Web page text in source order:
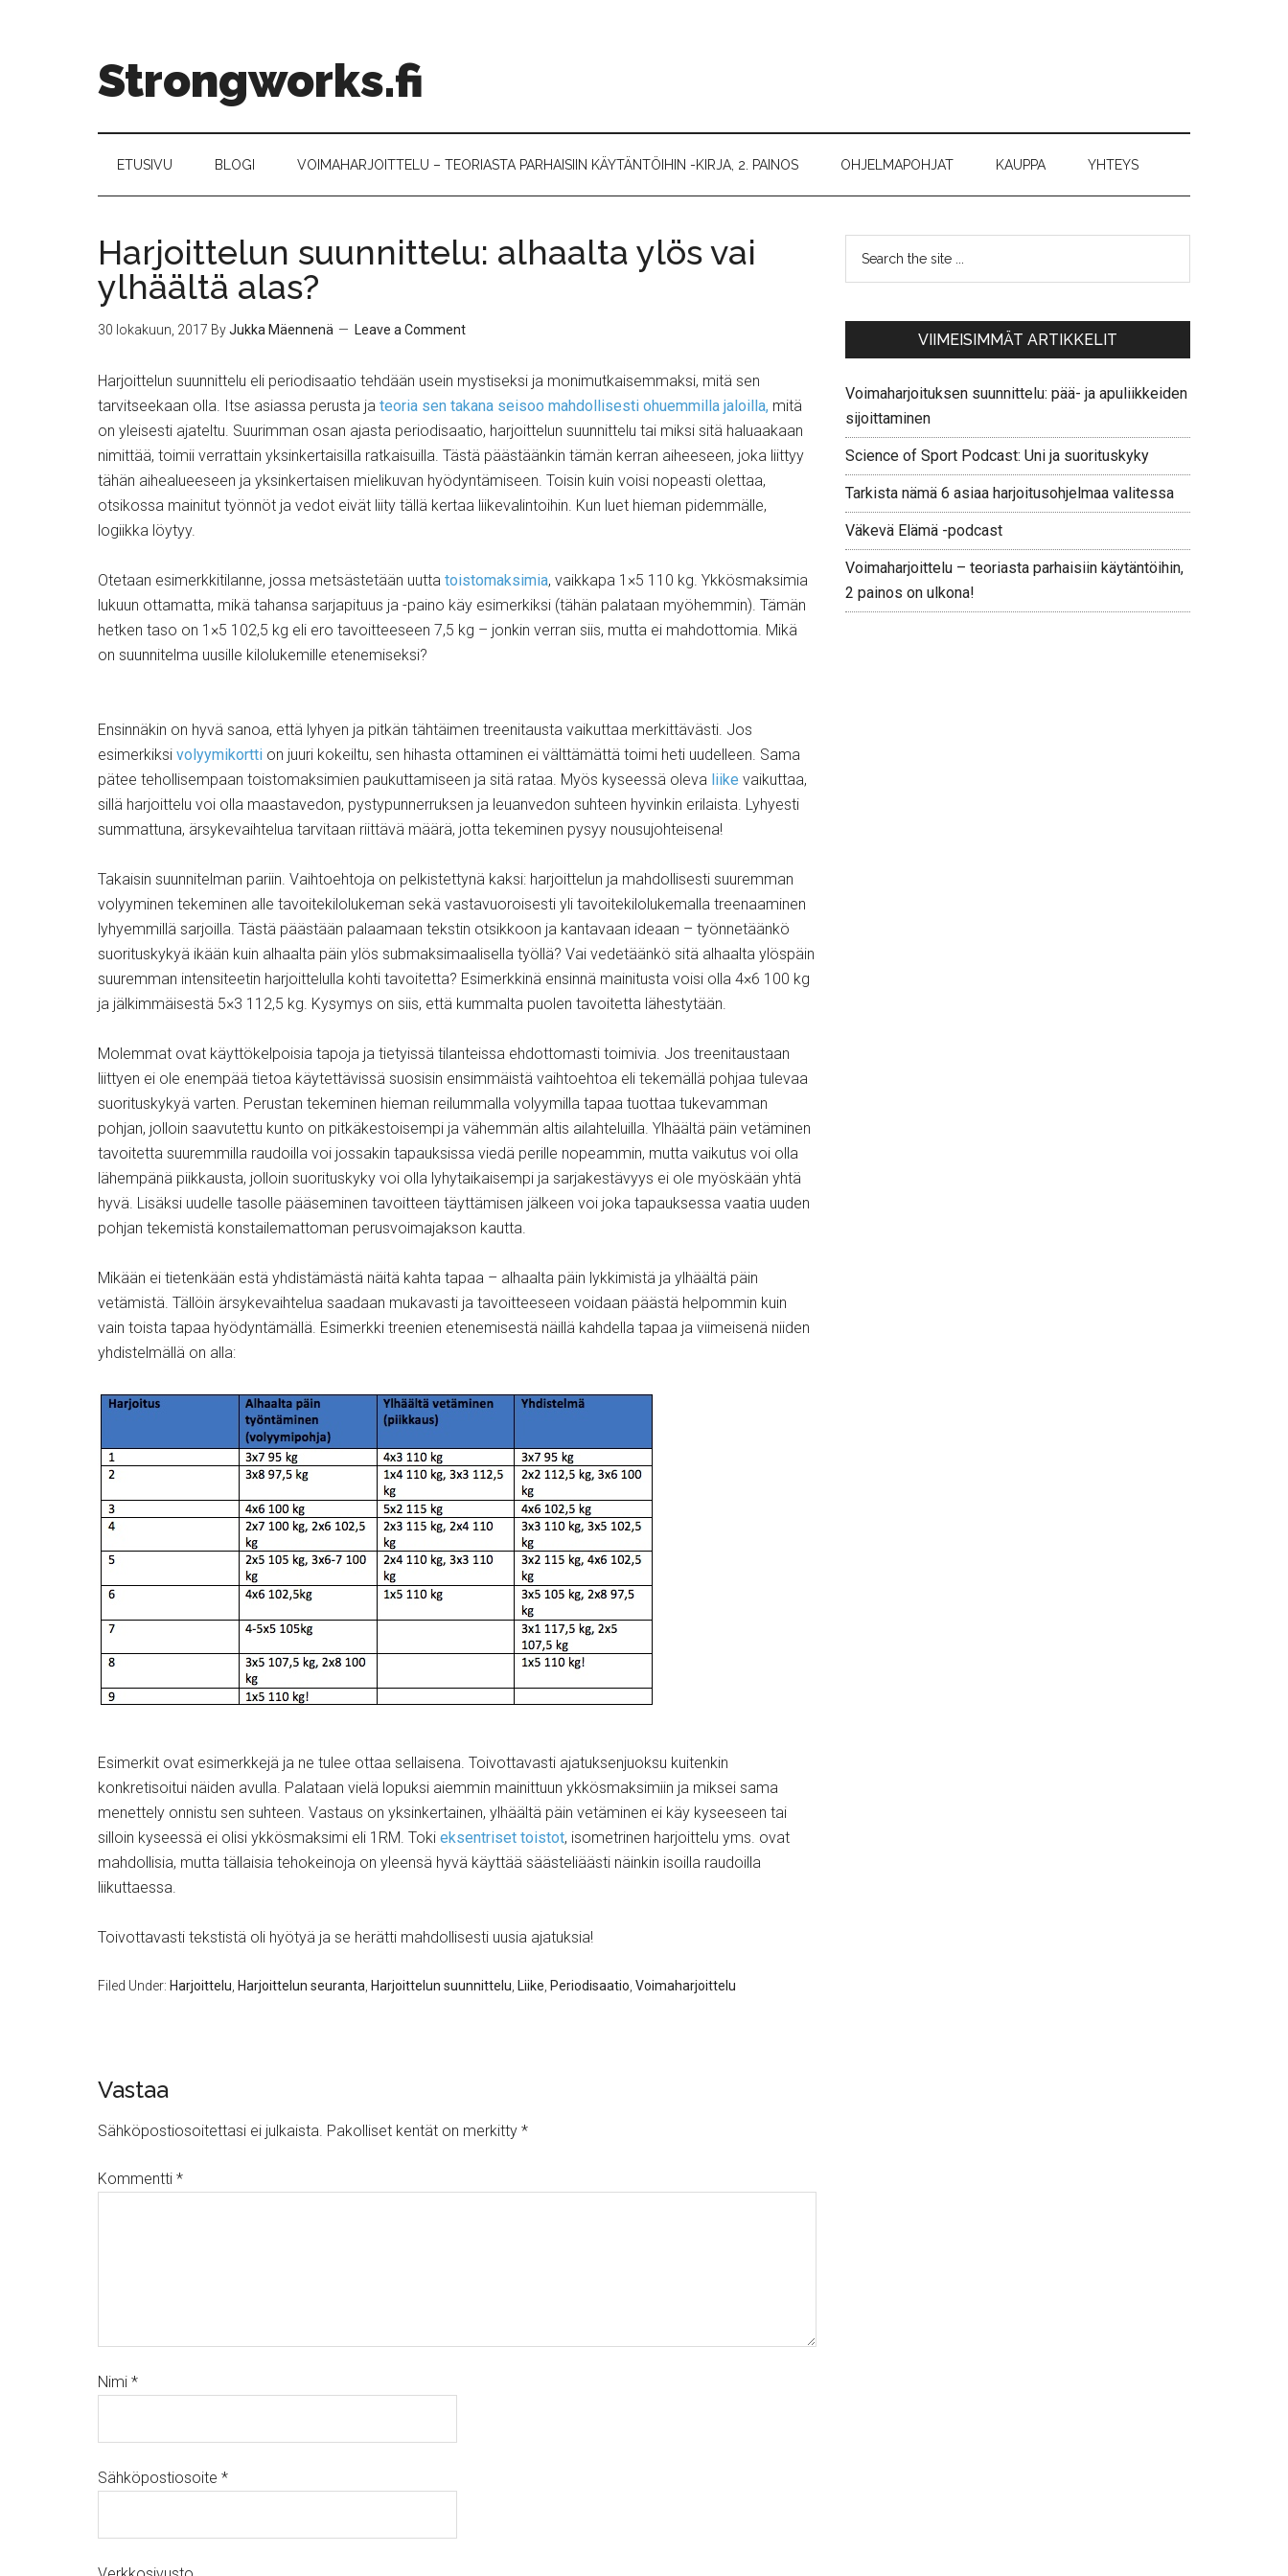
Strongworks.fi
ETUSIVU BLOGI VOIMAHARJOITTELU – TEORIASTA PARHAISIIN KÄYTÄNTÖIHIN -KIRJA, 2. PAINOS OHJELMAPOHJAT KAUPPA YHTEYS
Harjoittelun suunnittelu: alhaalta ylös vai
ylhäältä alas?
30 lokakuun, 2017 ByJukka Mäennenä Leave a Comment
Harjoittelun suunnittelu eli periodisaatio tehdään usein mystiseksi ja monimutkaisemmaksi, mitä sen
tarvitseekaan olla. Itse asiassa perusta ja teoria sen takana seisoo mahdollisesti ohuemmilla jaloilla, mitä
on yleisesti ajateltu. Suurimman osan ajasta periodisaatio, harjoittelun suunnittelu tai miksi sitä haluaakaan
nimittää, toimii verrattain yksinkertaisilla ratkaisuilla. Tästä päästäänkin tämän kerran aiheeseen, joka liittyy
tähän aihealueeseen ja yksinkertaisen mielikuvan hyödyntämiseen. Toisin kuin voisi nopeasti olettaa,
otsikossa mainitut työnnöt ja vedot eivät liity tällä kertaa liikevalintoihin. Kun luet hieman pidemmälle,
logiikka löytyy.
Otetaan esimerkkitilanne, jossa metsästetään uutta toistomaksimia, vaikkapa 1×5 110 kg. Ykkösmaksimia
lukuun ottamatta, mikä tahansa sarjapituus ja -paino käy esimerkiksi (tähän palataan myöhemmin). Tämän
hetken taso on 1×5 102,5 kg eli ero tavoitteeseen 7,5 kg – jonkin verran siis, mutta ei mahdottomia. Mikä
on suunnitelma uusille kilolukemille etenemiseksi?
Ensinnäkin on hyvä sanoa, että lyhyen ja pitkän tähtäimen treenitausta vaikuttaa merkittävästi. Jos
esimerkiksi volyymikortti on juuri kokeiltu, sen hihasta ottaminen ei välttämättä toimi heti uudelleen. Sama
pätee tehollisempaan toistomaksimien paukuttamiseen ja sitä rataa. Myös kyseessä oleva liike vaikuttaa,
sillä harjoittelu voi olla maastavedon, pystypunnerruksen ja leuanvedon suhteen hyvinkin erilaista. Lyhyesti
summattuna, ärsykevaihtelua tarvitaan riittävä määrä, jotta tekeminen pysyy nousujohteisena!
Takaisin suunnitelman pariin. Vaihtoehtoja on pelkistettynä kaksi: harjoittelun ja mahdollisesti suuremman
volyyminen tekeminen alle tavoitekilolukeman sekä vastavuoroisesti yli tavoitekilolukemalla treenaaminen
lyhyemmillä sarjoilla. Tästä päästään palaamaan tekstin otsikkoon ja kantavaan ideaan – työnnetäänkö
suorituskykyä ikään kuin alhaalta päin ylös submaksimaalisella työllä? Vai vedetäänkö sitä alhaalta ylöspäin
suuremman intensiteetin harjoittelulla kohti tavoitetta? Esimerkkinä ensinnä mainitusta voisi olla 4×6 100 kg
ja jälkimmäisestä 5×3 112,5 kg. Kysymys on siis, että kummalta puolen tavoitetta lähestytään.
Molemmat ovat käyttökelpoisia tapoja ja tietyissä tilanteissa ehdottomasti toimivia. Jos treenitaustaan
liittyen ei ole enempää tietoa käytettävissä suosisin ensimmäistä vaihtoehtoa eli tekemällä pohjaa tulevaa
suorituskykyä varten. Perustan tekeminen hieman reilummalla volyymilla tapaa tuottaa tukevamman
pohjan, jolloin saavutettu kunto on pitkäkestoisempi ja vähemmän altis ailahteluilla. Ylhäältä päin vetäminen
tavoitetta suuremmilla raudoilla voi jossakin tapauksissa viedä perille nopeammin, mutta vaikutus voi olla
lähempänä piikkausta, jolloin suorituskyky voi olla lyhytaikaisempi ja sarjakestävyys ei ole myöskään yhtä
hyvä. Lisäksi uudelle tasolle pääseminen tavoitteen täyttämisen jälkeen voi joka tapauksessa vaatia uuden
pohjan tekemistä konstailemattoman perusvoimajakson kautta.
Mikään ei tietenkään estä yhdistämästä näitä kahta tapaa – alhaalta päin lykkimistä ja ylhäältä päin
vetämistä. Tällöin ärsykevaihtelua saadaan mukavasti ja tavoitteeseen voidaan päästä helpommin kuin
vain toista tapaa hyödyntämällä. Esimerkki treenien etenemisestä näillä kahdella tapaa ja viimeisenä niiden
yhdistelmällä on alla:
Esimerkit ovat esimerkkejä ja ne tulee ottaa sellaisena. Toivottavasti ajatuksenjuoksu kuitenkin
konkretisoitui näiden avulla. Palataan vielä lopuksi aiemmin mainittuun ykkösmaksimiin ja miksei sama
menettely onnistu sen suhteen. Vastaus on yksinkertainen, ylhäältä päin vetäminen ei käy kyseeseen tai
silloin kyseessä ei olisi ykkösmaksimi eli 1RM. Toki eksentriset toistot, isometrinen harjoittelu yms. ovat
mahdollisia, mutta tällaisia tehokeinoja on yleensä hyvä käyttää säästeliäästi näinkin isoilla raudoilla
liikuttaessa.
Toivottavasti tekstistä oli hyötyä ja se herätti mahdollisesti uusia ajatuksia!
Filed Under: Harjoittelu Harjoittelun seuranta Harjoittelun suunnittelu Liike Periodisaatio Voimaharjoittelu
Vastaa
Sähköpostiosoitettasi ei julkaista. Pakolliset kentät on merkitty *
Kommentti *
Nimi *
Sähköpostiosoite *
VIIMEISIMMÄT ARTIKKELIT
Voimaharjoituksen suunnittelu: pää- ja apuliikkeiden
sijoittaminen
Science of Sport Podcast: Uni ja suorituskyky
Tarkista nämä 6 asiaa harjoitusohjelmaa valitessa
Väkevä Elämä -podcast
Voimaharjoittelu – teoriasta parhaisiin käytäntöihin,
2 painos on ulkona!